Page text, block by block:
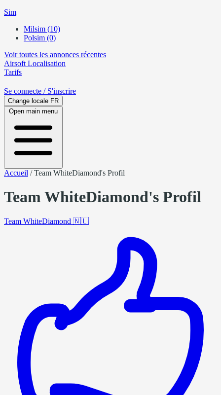
Sim
Milsim (10)
Polsim (0)
Voir toutes les annonces récentes
Airsoft Localisation
Tarifs
Se connecte / S'inscrire
Change locale FR
Open main menu
Accueil /Team WhiteDiamond's Profil
Team WhiteDiamond's Profil
Team WhiteDiamond 🇳🇱